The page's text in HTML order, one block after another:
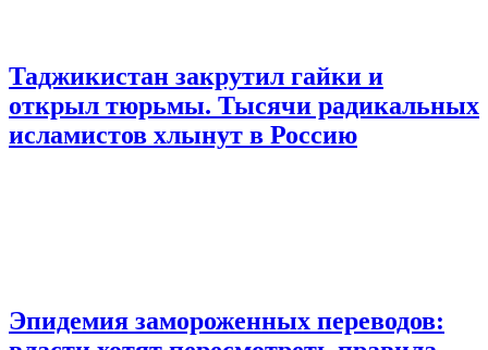
Таджикистан закрутил гайки и
открыл тюрьмы. Тысячи радикальных
исламистов хлынут в Россию
Эпидемия замороженных переводов: